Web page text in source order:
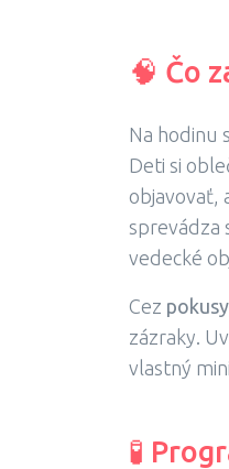
🧠 Čo
Na hodinu
Deti si
objavovať,
sprevádza
vedecké
Cez
zázraky.
vlastný
🧪